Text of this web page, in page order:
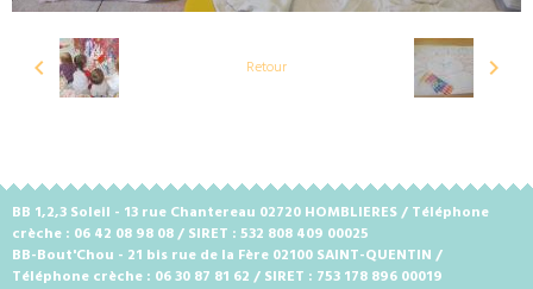
Retour
BB 1,2,3 Soleil - 13 rue Chantereau 02720 HOMBLIERES / Téléphone
crèche : 06 42 08 98 08 / SIRET : 532 808 409 00025
BB-Bout'Chou - 21 bis rue de la Fère 02100 SAINT-QUENTIN /
Téléphone crèche : 06 30 87 81 62 / SIRET : 753 178 896 00019